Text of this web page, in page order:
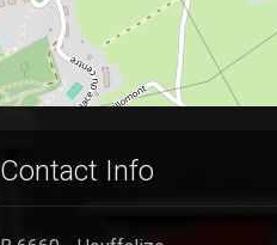
Contact Info